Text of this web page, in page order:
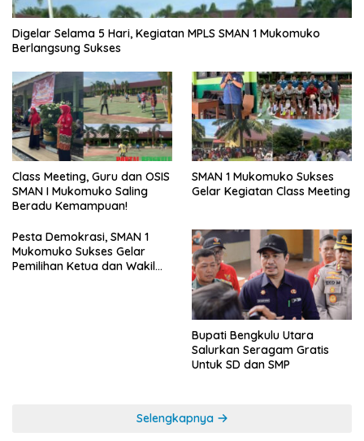
Digelar Selama 5 Hari, Kegiatan MPLS SMAN 1 Mukomuko
Berlangsung Sukses
Class Meeting, Guru dan OSIS
SMAN I Mukomuko Saling
Beradu Kemampuan!
SMAN 1 Mukomuko Sukses
Gelar Kegiatan Class Meeting
Pesta Demokrasi, SMAN 1
Mukomuko Sukses Gelar
Pemilihan Ketua dan Wakil
Bupati Bengkulu Utara
Salurkan Seragam Gratis
Untuk SD dan SMP
Selengkapnya